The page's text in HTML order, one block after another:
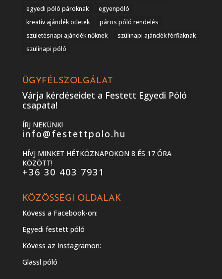
egyedi póló pároknak
egyenpóló
kreatív ajándék ötletek
páros póló rendelés
születésnapi ajándék nőknek
szülinapi ajándék férfiaknak
szülinapi póló
ÜGYFÉLSZOLGÁLAT
Várja kérdéseidet a Festett Egyedi Póló
csapata!
ÍRJ NEKÜNK!
info@festettpolo.hu
HÍVJ MINKET HÉTKÖZNAPOKON 8 ÉS 17 ÓRA
KÖZÖTT!
+36 30 403 7931
KÖZÖSSÉGI OLDALAK
Kövess a Facebook-on:
Egyedi festett póló
Kövess az Instagramon:
Glassl póló